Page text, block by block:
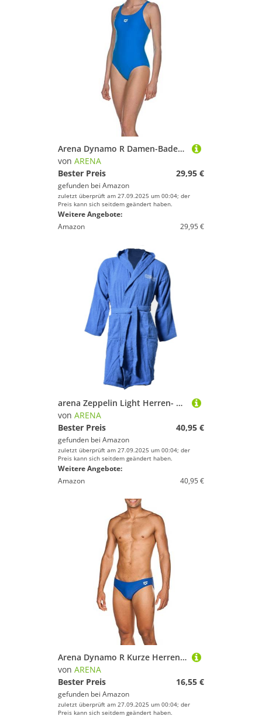
Arena Dynamo R Damen-Badeanzug Einteilig, Damenbadeanzug Schnelltrocknend, Chlor- und Salzwasser-Beständiges Maxfit Eco-Gewebe, UPF 50+ UV-Schutz
von ARENA
Bester Preis
29,95 €
gefunden bei Amazon
zuletzt überprüft am 27.09.2025 um 00:04; der
Preis kann sich seitdem geändert haben.
Weitere Angebote:
Amazon
29,95 €
arena Zeppelin Light Herren- und Damen-Bademantel aus Baumwolle, Baumwoll-Bademantel mit Kapuze und Taschen, Unisex-Bademantel aus Frottee, Angenehm und Leicht
von ARENA
Bester Preis
40,95 €
gefunden bei Amazon
zuletzt überprüft am 27.09.2025 um 00:04; der
Preis kann sich seitdem geändert haben.
Weitere Angebote:
Amazon
40,95 €
Arena Dynamo R Kurze Herren-Badehose, Herrenbadehose Schnelltrocknend, Chlor- und Salzwasser-Beständiges Maxfit Eco-Gewebe, UPF 50+ UV-Schutz
von ARENA
Bester Preis
16,55 €
gefunden bei Amazon
zuletzt überprüft am 27.09.2025 um 00:04; der
Preis kann sich seitdem geändert haben.